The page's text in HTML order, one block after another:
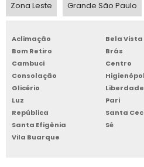
ARMÁRIO DE AÇO PREÇO SÃO
MESA EAMES VIDRO SANTO ANDRÉ
ESTANTE DE AÇO PREÇO SANTO
ARMÁRIO DE AÇO 02 PORTAS ITAIM
Zona Leste
Grande São Paulo
Aclimação
Bela Vista
Bom Retiro
Brás
Cambuci
Centro
Consolação
Glicério
Liberdade
Luz
Pari
República
Santa
Santa Efigênia
Sé
Vila Buarque